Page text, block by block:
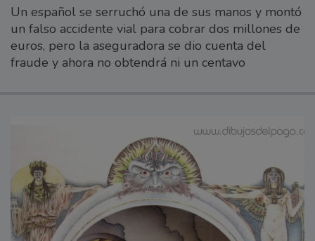
Un español se serruchó una de sus manos y montó
un falso accidente vial para cobrar dos millones de
euros, pero la aseguradora se dio cuenta del
fraude y ahora no obtendrá ni un centavo